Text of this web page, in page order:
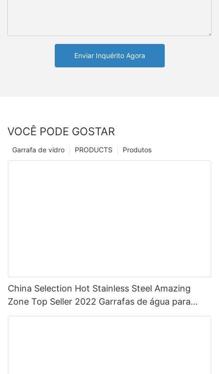
Enviar Inquérito Agora
VOCÊ PODE GOSTAR
Produtos
PRODUCTS
Garrafa de vidro
China Selection Hot Stainless Steel Amazing
Zone Top Seller 2022 Garrafas de água para
esportes com palha com cor personalizada